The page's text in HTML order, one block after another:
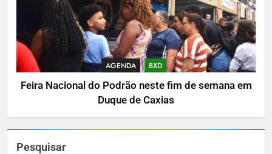
AGENDA BXD
Feira Nacional do Podrão neste fim de semana em
Duque de Caxias
Pesquisar